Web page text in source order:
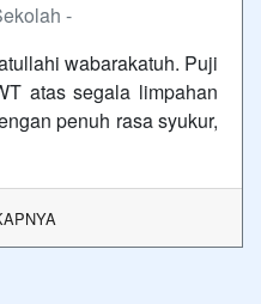
-
wabarakatuh. Puji
atas segala limpahan
penuh rasa syukur,